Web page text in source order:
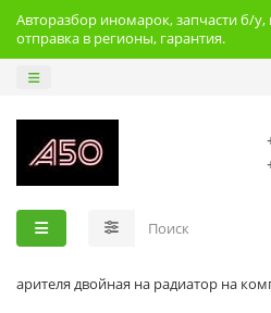
Авторазбор иномарок, запчасти б/у,
отправка в регионы, гарантия.
двойная на радиатор на